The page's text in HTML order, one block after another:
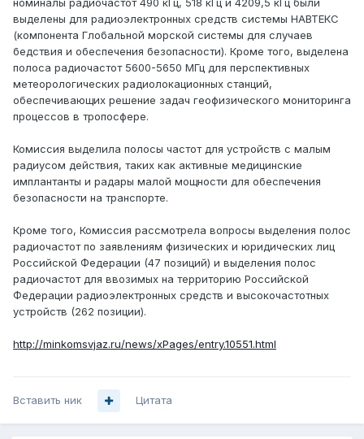
номиналы радиочастот 490 кГц, 518 кГц и 4209,5 кГц были
выделены для радиоэлектронных средств системы НАВТЕКС
(компонента Глобальной морской системы для случаев
бедствия и обеспечения безопасности). Кроме того, выделена
полоса радиочастот 5600-5650 МГц для перспективных
метеорологических радиолокационных станций,
обеспечивающих решение задач геофизического мониторинга
процессов в тропосфере.
Комиссия выделила полосы частот для устройств с малым
радиусом действия, таких как активные медицинские
имплантанты и радары малой мощности для обеспечения
безопасности на транспорте.
Кроме того, Комиссия рассмотрела вопросы выделения полос
радиочастот по заявлениям физических и юридических лиц
Российской Федерации (47 позиций) и выделения полос
радиочастот для ввозимых на территорию Российской
Федерации радиоэлектронных средств и высокочастотных
устройств (262 позиции).
http://minkomsvjaz.ru/news/xPages/entry.10551.html
Вставить ник Цитата